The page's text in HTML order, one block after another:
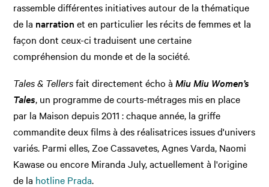
rassemble différentes initiatives autour de la thématique
de la narrationet en particulier les récits de femmes et la
façon dont ceux-ci traduisent une certaine
compréhension du monde et de la société.
Tales & Tellersfait directement écho àMiu Miu Women’s
Tales, un programme de courts-métrages mis en place
par la Maison depuis 2011 : chaque année, la griffe
commandite deux films à des réalisatrices issues d'univers
variés. Parmi elles, Zoe Cassavetes, Agnes Varda, Naomi
Kawase ou encore Miranda July, actuellement à l'origine
de la hotline Prada.